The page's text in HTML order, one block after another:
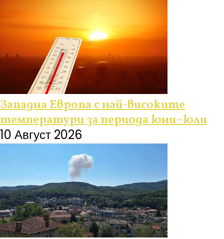
Западна Европа с най-високите
температури за периода юни–юли
10 Август 2026